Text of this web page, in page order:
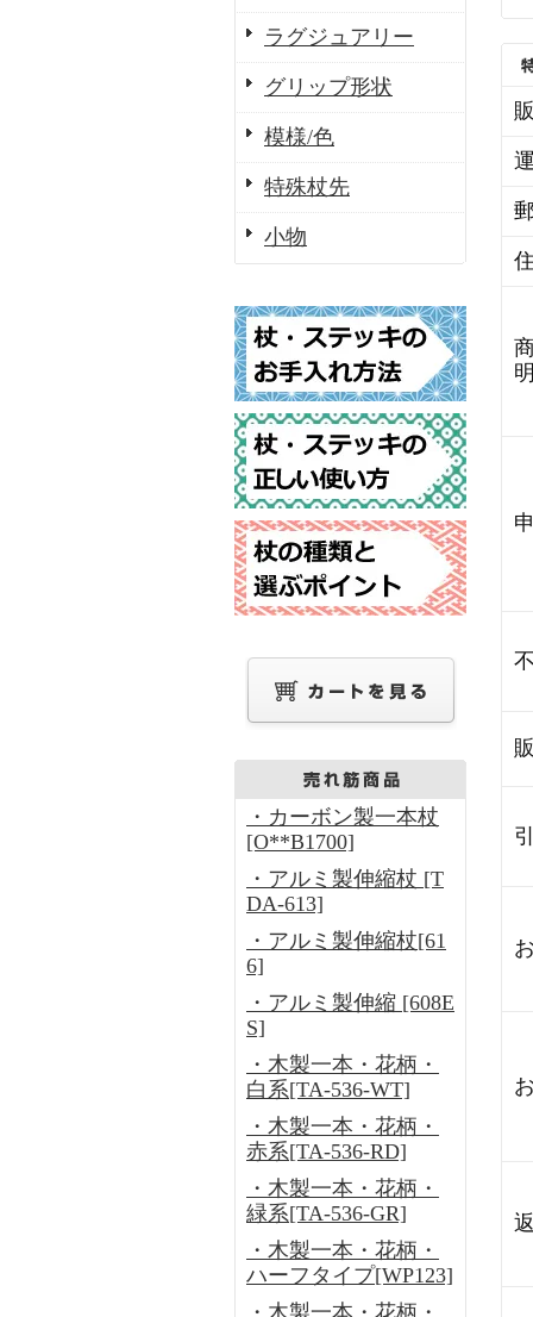
ラグジュアリー
グリップ形状
模様/色
特殊杖先
小物
・カーボン製一本杖
[O**B1700]
・アルミ製伸縮杖 [T
DA-613]
・アルミ製伸縮杖[61
6]
・アルミ製伸縮 [608E
S]
・木製一本・花柄・
白系[TA-536-WT]
・木製一本・花柄・
赤系[TA-536-RD]
・木製一本・花柄・
緑系[TA-536-GR]
・木製一本・花柄・
ハーフタイプ[WP123]
・木製一本・花柄・